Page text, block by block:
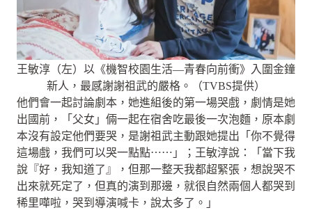
王敏淳（左）以《機智校園生活—青春向前衝》入圍金鐘
新人，最感謝謝祖武的嚴格。（TVBS提供）
他們會一起討論劇本，她進組後的第一場哭戲，劇情是她
出國前，「父女」倆一起在宿舍吃最後一次泡麵，原本劇
本沒有設定他們要哭，是謝祖武主動跟她提出「你不覺得
這場戲，我們可以哭一點點⋯⋯」；王敏淳說：「當下我
說『好，我知道了』，但那一整天我都超緊張，想說哭不
出來就死定了，但真的演到那邊，就很自然兩個人都哭到
稀里嘩啦，哭到導演喊卡，說太多了。」